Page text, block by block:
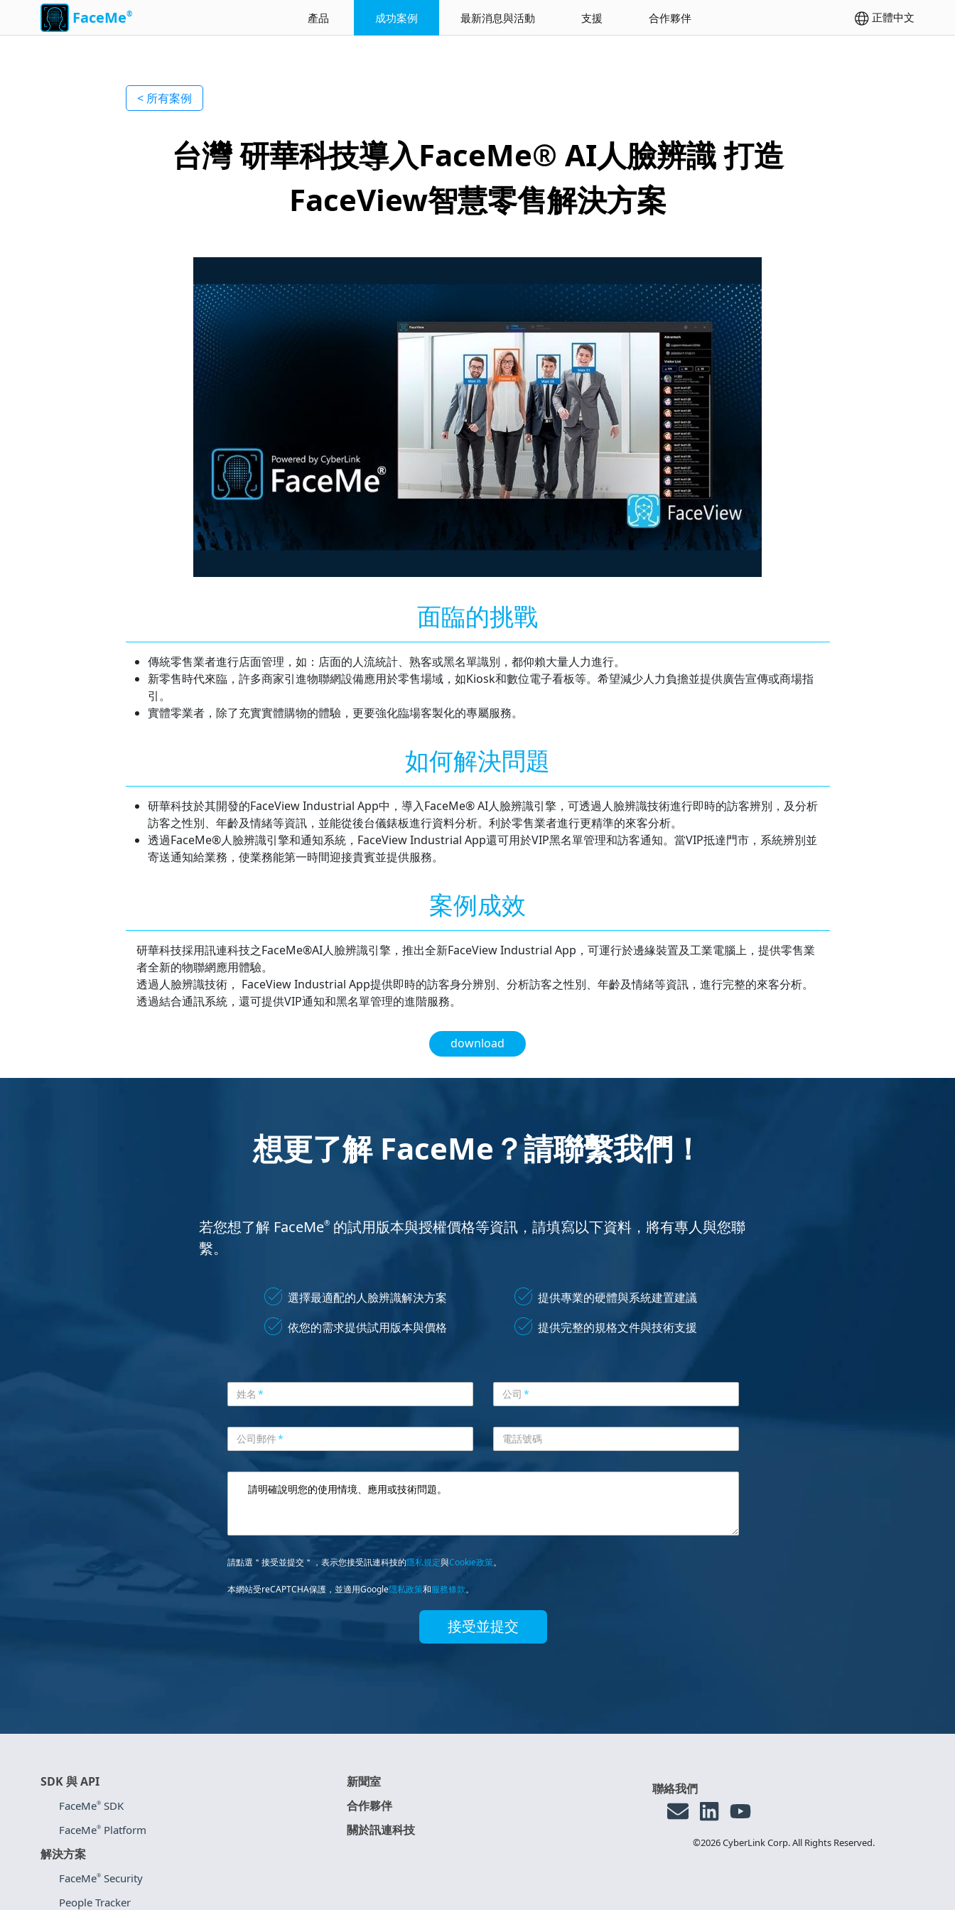
FaceMe® 產品 成功案例 最新消息與活動 支援 合作夥伴 正體中文
< 所有案例
台灣 研華科技導入FaceMe® AI人臉辨識 打造
FaceView智慧零售解決方案
面臨的挑戰
傳統零售業者進行店面管理，如：店面的人流統計、熟客或黑名單識別，都仰賴大量人力進行。
新零售時代來臨，許多商家引進物聯網設備應用於零售場域，如Kiosk和數位電子看板等。希望減少人力負擔並提供廣告宣傳或商場指
引。
實體零業者，除了充實實體購物的體驗，更要強化臨場客製化的專屬服務。
如何解決問題
研華科技於其開發的FaceView Industrial App中，導入FaceMe® AI人臉辨識引擎，可透過人臉辨識技術進行即時的訪客辨別，及分析
訪客之性別、年齡及情緒等資訊，並能從後台儀錶板進行資料分析。利於零售業者進行更精準的來客分析。
透過FaceMe®人臉辨識引擎和通知系統，FaceView Industrial App還可用於VIP黑名單管理和訪客通知。當VIP抵達門市，系統辨別並
寄送通知給業務，使業務能第一時間迎接貴賓並提供服務。
案例成效
研華科技採用訊連科技之FaceMe®AI人臉辨識引擎，推出全新FaceView Industrial App，可運行於邊緣裝置及工業電腦上，提供零售業
者全新的物聯網應用體驗。
透過人臉辨識技術， FaceView Industrial App提供即時的訪客身分辨別、分析訪客之性別、年齡及情緒等資訊，進行完整的來客分析。
透過結合通訊系統，還可提供VIP通知和黑名單管理的進階服務。
download
想更了解 FaceMe？請聯繫我們！
若您想了解 FaceMe® 的試用版本與授權價格等資訊，請填寫以下資料，將有專人與您聯
繫。
選擇最適配的人臉辨識解決方案
提供專業的硬體與系統建置建議
依您的需求提供試用版本與價格
提供完整的規格文件與技術支援
姓名 * 公司 *
公司郵件* 電話號碼
請點選＂接受並提交＂，表示您接受訊連科技的隱私規定與Cookie政策。
本網站受reCAPTCHA保護，並適用Google隱私政策和服務條款。
接受並提交
SDK 與 API
FaceMe® SDK
FaceMe® Platform
解決方案
FaceMe® Security
People Tracker
新聞室
合作夥伴
關於訊連科技
聯絡我們
©2026 CyberLink Corp. All Rights Reserved.